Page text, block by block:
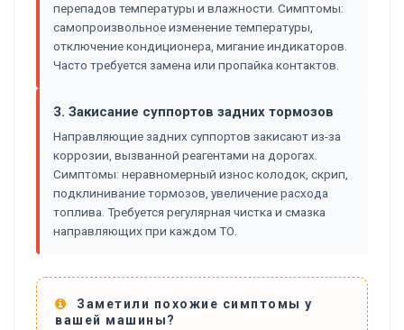
перепадов температуры и влажности. Симптомы:
самопроизвольное изменение температуры,
отключение кондиционера, мигание индикаторов.
Часто требуется замена или пропайка контактов.
3. Закисание суппортов задних тормозов
Направляющие задних суппортов закисают из-за
коррозии, вызванной реагентами на дорогах.
Симптомы: неравномерный износ колодок, скрип,
подклинивание тормозов, увеличение расхода
топлива. Требуется регулярная чистка и смазка
направляющих при каждом ТО.
Заметили похожие симптомы у
вашей машины?